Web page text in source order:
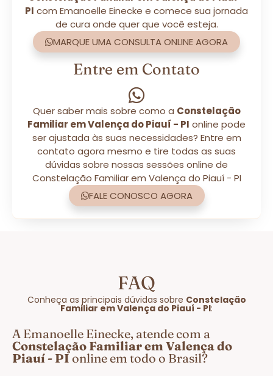
PI com Emanoelle Einecke e comece sua jornada
de cura onde quer que você esteja.
MARQUE UMA CONSULTA ONLINE AGORA
Entre em Contato
Quer saber mais sobre como a Constelação
Familiar em Valença do Piauí - PI online pode
ser ajustada às suas necessidades? Entre em
contato agora mesmo e tire todas as suas
dúvidas sobre nossas sessões online de
Constelação Familiar em Valença do Piauí - PI
FALE CONOSCO AGORA
FAQ
Conheça as principais dúvidas sobre Constelação
Familiar em Valença do Piauí - PI:
A Emanoelle Einecke, atende com a
Constelação Familiar em Valença do
Piauí - PIonline em todo o Brasil?